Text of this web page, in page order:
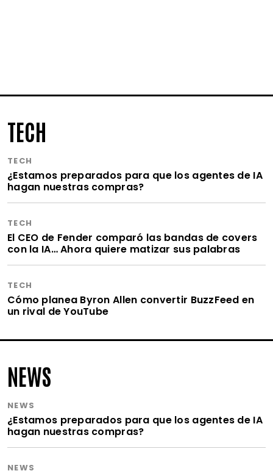
TECH
TECH
¿Estamos preparados para que los agentes de IA
hagan nuestras compras?
TECH
El CEO de Fender comparó las bandas de covers
con la IA… Ahora quiere matizar sus palabras
TECH
Cómo planea Byron Allen convertir BuzzFeed en
un rival de YouTube
NEWS
NEWS
¿Estamos preparados para que los agentes de IA
hagan nuestras compras?
NEWS